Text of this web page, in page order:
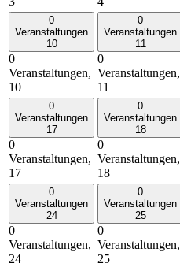
0
Veranstaltungen
10
0
Veranstaltungen,
10
0
Veranstaltungen
11
0
Veranstaltungen,
11
0
Veranstaltungen
17
0
Veranstaltungen,
17
0
Veranstaltungen
18
0
Veranstaltungen,
18
0
Veranstaltungen
24
0
Veranstaltungen,
24
0
Veranstaltungen
25
0
Veranstaltungen,
25